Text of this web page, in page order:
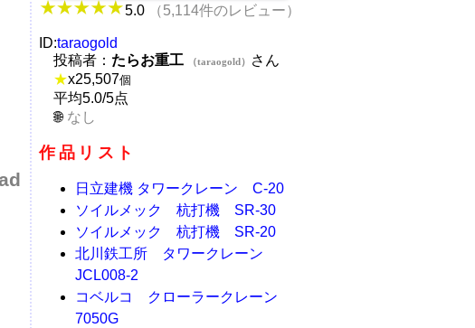
5.0 （5,114件のレビュー）
ID:taraogold
投稿者： たらお重工 （taraogold）
さん
★x25,507個
平均5.0/5点
なし
作品リスト
日立建機 タワークレーン C-20
ソイルメック 杭打機 SR-30
ソイルメック 杭打機 SR-20
北川鉄工所 タワークレーン
JCL008-2
コベルコ クローラークレーン
7050G